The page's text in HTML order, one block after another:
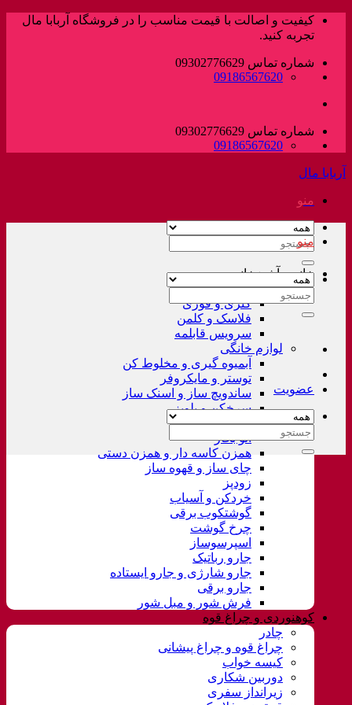
پرش
کیفیت و اصالت با قیمت مناسب را در فروشگاه آربابا مال
تجربه کنید.
شماره تماس 09302776629
09186567620
شماره تماس 09302776629
09186567620
آربابا مال
منو
جستجو
خانه و آشپزخانه
لوازم خانگی غیر برقی
کتری و قوری
فلاسک و کلمن
سرویس قابلمه
لوازم خانگی
آبمیوه گیری و مخلوط کن
توستر و مایکروفر
ساندویچ ساز و اسنک ساز
سرخکن و پلوپز
غذاساز
اتو بخار
همزن کاسه دار و همزن دستی
چای ساز و قهوه ساز
زودپز
خردکن و آسیاب
گوشتکوب برقی
چرخ گوشت
اسپرسوساز
جارو رباتیک
جارو شارژی و جارو ایستاده
جارو برقی
فرش شور و مبل شور
کوهنوردی و چراغ قوه
چادر
چراغ قوه و چراغ پیشانی
کیسه خواب
دوربین شکاری
زیرانداز سفری
منو
جستجو
عضویت
جستجو